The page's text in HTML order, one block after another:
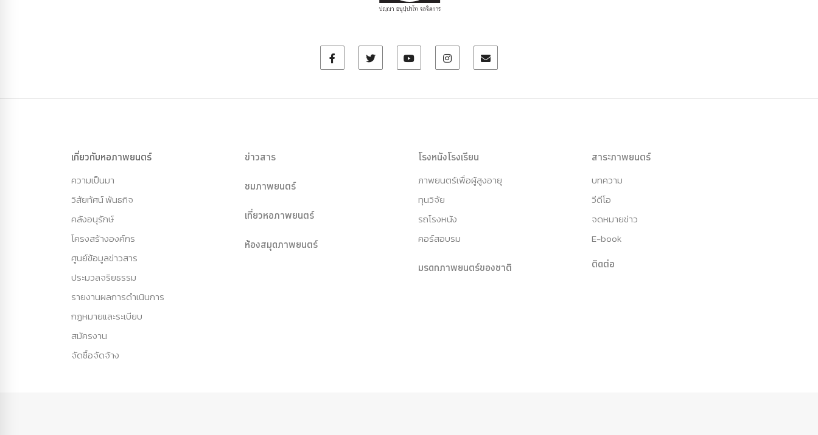
เกี่ยวกับหอภาพยนตร์
ความเป็นมา
วิสัยทัศน์ พันธกิจ
คลังอนุรักษ์
โครงสร้างองค์กร
ศูนย์ข้อมูลข่าวสาร
ประมวลจริยธรรม
รายงานผลการดำเนินการ
กฏหมายและระเบียบ
สมัครงาน
จัดซื้อจัดจ้าง
ข่าวสาร
ชมภาพยนตร์
เที่ยวหอภาพยนตร์
ห้องสมุดภาพยนตร์
โรงหนังโรงเรียน
ภาพยนตร์เพื่อผู้สูงอายุ
ทุนวิจัย
รถโรงหนัง
คอร์สอบรม
มรดกภาพยนตร์ของชาติ
สาระภาพยนตร์
บทความ
วีดีโอ
จดหมายข่าว
E-book
ติดต่อ